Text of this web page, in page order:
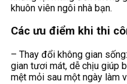
khuôn viên ngôi nhà bạn.
Các ưu điểm khi thi
– Thay đổi không gian
gian tươi mát, dễ chịu giúp
mệt mỏi sau một ngày làm